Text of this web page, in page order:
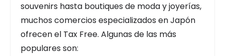
souvenirs hasta boutiques de moda y joyerías,
muchos comercios especializados en Japón
ofrecen el Tax Free. Algunas de las más
populares son: